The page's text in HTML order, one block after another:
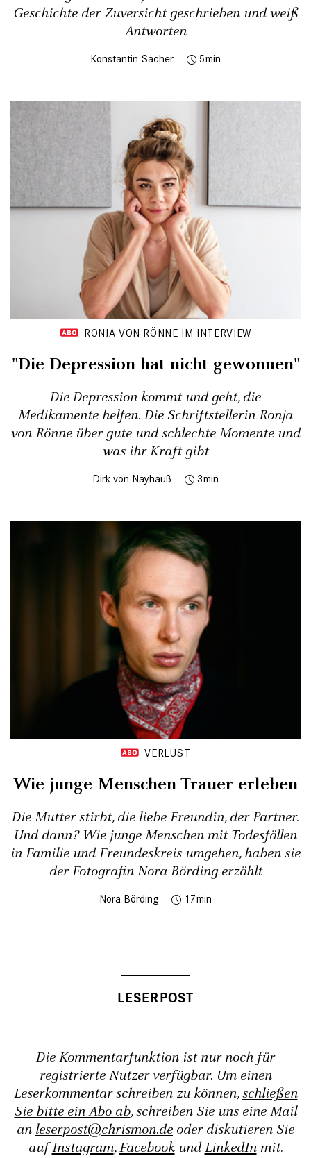
Geschichte der Zuversicht geschrieben und weiß
Antworten
Konstantin Sacher 5
RONJA VON RÖNNE IM INTERVIEW
"Die Depression hat nicht gewonnen"
Die Depression kommt und geht, die
Medikamente helfen. Die Schriftstellerin Ronja
von Rönne über gute und schlechte Momente und
was ihr Kraft gibt
Dirk von Nayhauß 3
VERLUST
Wie junge Menschen Trauer erleben
Die Mutter stirbt, die liebe Freundin, der Partner.
Und dann? Wie junge Menschen mit Todesfällen
in Familie und Freundeskreis umgehen, haben sie
der Fotografin Nora Börding erzählt
Nora Börding 17
Die Kommentarfunktion ist nur noch für
registrierte Nutzer verfügbar. Um einen
Leserkommentar schreiben zu können,schließen
Sie bitte ein Abo ab, schreiben Sie uns eine Mail
an leserpost@chrismon.de oder diskutieren Sie
aufInstagram,FacebookundLinkedInmit.